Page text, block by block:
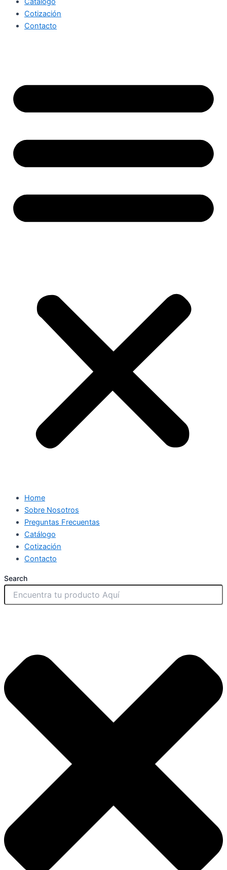
Cotización
Contacto
Home
Sobre Nosotros
Preguntas Frecuentas
Catálogo
Cotización
Contacto
Search